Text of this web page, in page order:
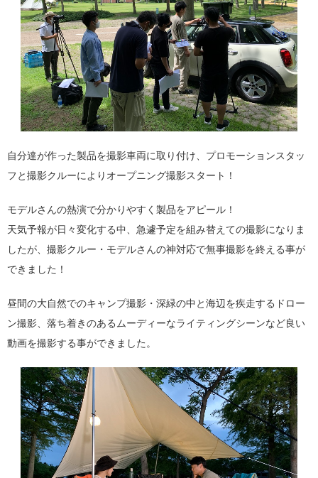
自分達が作った製品を撮影車両に取り付け、プロモーションスタッ
フと撮影クルーによりオープニング撮影スタート！
モデルさんの熱演で分かりやすく製品をアピール！
天気予報が日々変化する中、急遽予定を組み替えての撮影になりま
したが、撮影クルー・モデルさんの神対応で無事撮影を終える事が
できました！
昼間の大自然でのキャンプ撮影・深緑の中と海辺を疾走するドロー
ン撮影、落ち着きのあるムーディーなライティングシーンなど良い
動画を撮影する事ができました。